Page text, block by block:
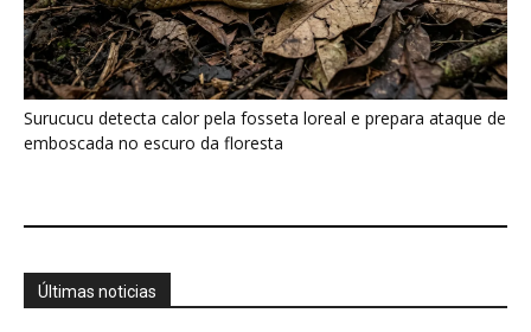
Surucucu detecta calor pela fosseta loreal e prepara ataque de
emboscada no escuro da floresta
Últimas noticias